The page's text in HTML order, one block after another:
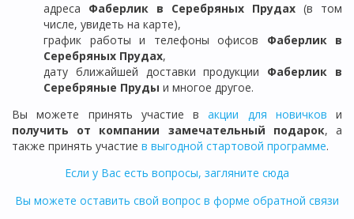
адреса Фаберлик в Серебряных Прудах (в том
числе, увидеть на карте),
график работы и телефоны офисов Фаберлик в
Серебряных Прудах,
дату ближайшей доставки продукции Фаберлик в
Серебряные Пруды и многое другое.
Вы можете принять участие вакции для новичков и
получить от компании замечательный подарок, а
также принять участие в выгодной стартовой программе.
Если у Вас есть вопросы, загляните сюда
Вы можете оставить свой вопрос в форме обратной связи